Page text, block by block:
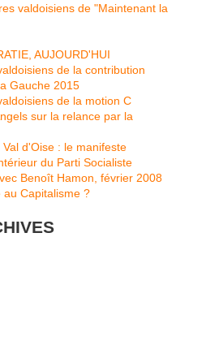
valdoisiens de "Maintenant la
AUJOURD'HUI
de la contribution
Gauche 2015
de la motion C
sur la relance par la
d'Oise : le manifeste
du Parti Socialiste
Benoît Hamon, février 2008
Capitalisme ?